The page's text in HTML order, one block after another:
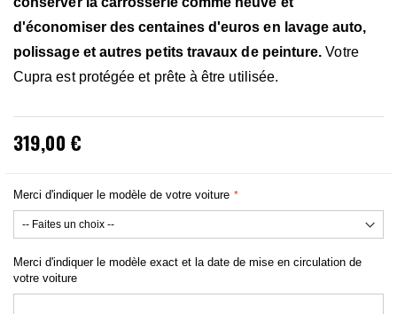
d'économiser des centaines d'euros en lavage auto,
polissage et autres petits travaux de peinture. Votre
Cupra est protégée et prête à être utilisée.
319,00 €
Merci d'indiquer le modèle de votre voiture
Merci d'indiquer le modèle exact et la date de mise en circulation de
votre voiture